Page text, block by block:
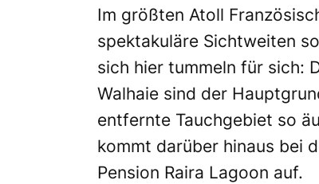
Im größten Atoll
spektakuläre Sichtweiten
sich hier tummeln für sich:
Walhaie sind der
entfernte Tauchgebiet so
kommt darüber hinaus bei
Pension Raira Lagoon auf.